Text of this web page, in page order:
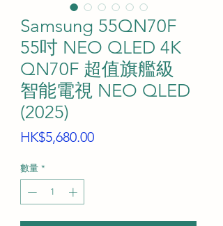
Samsung 55QN70F
55吋 NEO QLED 4K
QN70F 超值旗艦級
智能電視 NEO QLED
(2025)
HK$5,680.00價
數量 *